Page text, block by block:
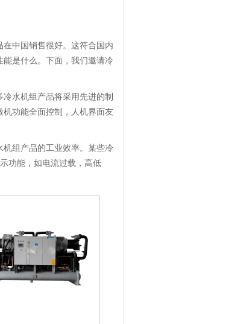
在中国销售很好。这符合国内
是什么。下面，我们邀请冷
水机组产品将采用先进的制
功能全面控制，人机界面友
组产品的工业效率。某些冷
功能，如电流过载，高低